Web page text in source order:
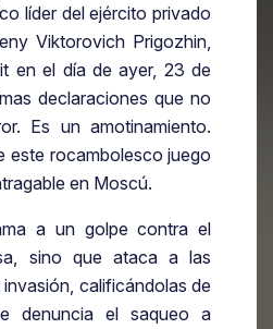
líder del ejército privado
Viktorovich Prigozhin,
en el día de ayer, 23 de
declaraciones que no
Es un amotinamiento.
este rocambolesco juego
en Moscú.
a un golpe contra el
sino que ataca a las
calificándolas de
denuncia el saqueo a